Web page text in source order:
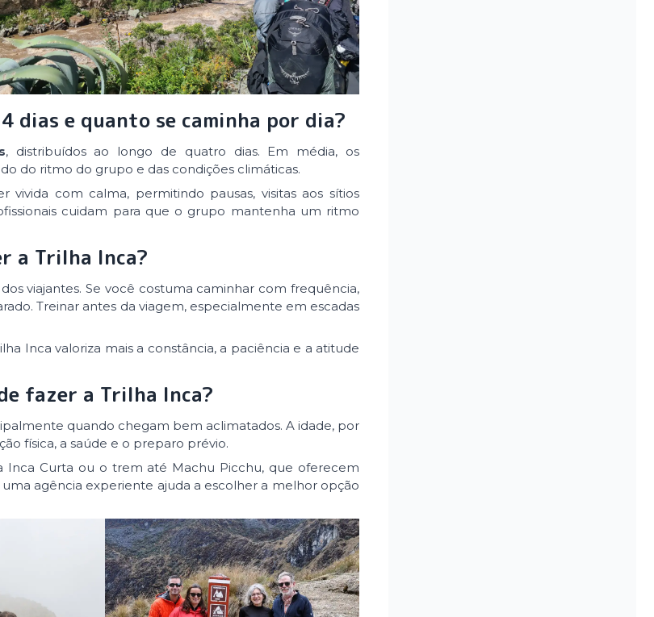
dias e quanto se caminha por dia?
, distribuídos ao longo de quatro dias. Em média, os
do ritmo do grupo e das condições climáticas.
com calma, permitindo pausas, visitas aos sítios
cuidam para que o grupo mantenha um ritmo
a Trilha Inca?
viajantes. Se você costuma caminhar com frequência,
Treinar antes da viagem, especialmente em escadas
Inca valoriza mais a constância, a paciência e a atitude
fazer a Trilha Inca?
quando chegam bem aclimatados. A idade, por
física, a saúde e o preparo prévio.
Inca Curta ou o trem até Machu Picchu, que oferecem
agência experiente ajuda a escolher a melhor opção